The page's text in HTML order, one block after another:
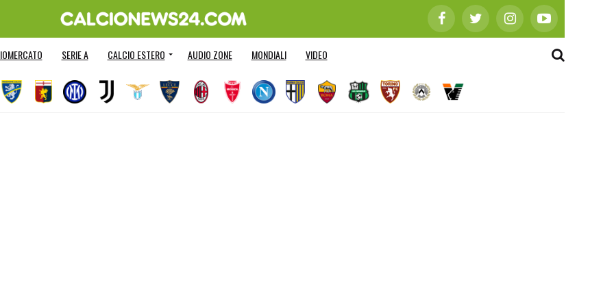
SERIE A CALCIO ESTERO AUDIO ZONE MONDIALI VIDEO